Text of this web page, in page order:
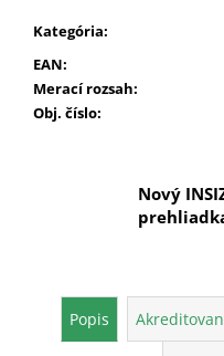
Kategória:
EAN:
Merací rozsah:
Obj. číslo:
Nový
Popis